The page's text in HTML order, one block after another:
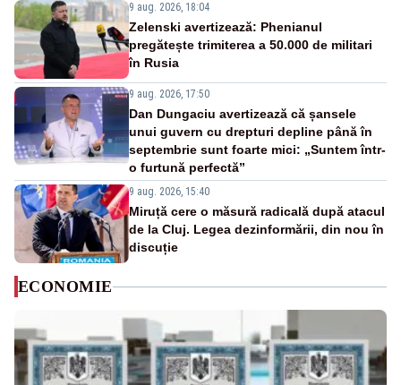
9 aug. 2026, 18:04
Zelenski avertizează: Phenianul
pregătește trimiterea a 50.000 de militari
în Rusia
9 aug. 2026, 17:50
Dan Dungaciu avertizează că șansele
unui guvern cu drepturi depline până în
septembrie sunt foarte mici: „Suntem într-
o furtună perfectă”
9 aug. 2026, 15:40
Miruță cere o măsură radicală după atacul
de la Cluj. Legea dezinformării, din nou în
discuție
ECONOMIE